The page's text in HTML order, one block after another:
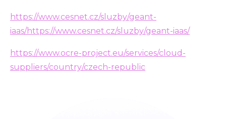
https://www.cesnet.cz/sluzby/geant-
iaas/https://www.cesnet.cz/sluzby/geant-iaas/
https://www.ocre-project.eu/services/cloud-
suppliers/country/czech-republic